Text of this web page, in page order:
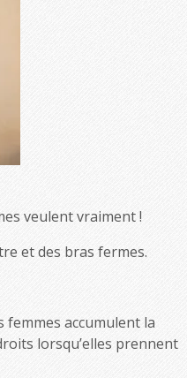
veulent vraiment !
et des bras fermes.
femmes accumulent la
lorsqu’elles prennent